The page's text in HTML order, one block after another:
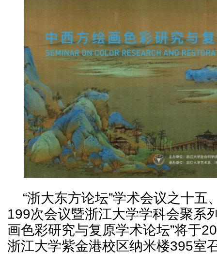
“浙大东方论坛”学术会议之十五
199次会议暨浙江大学学科会聚系
画色彩研究与复原学术论坛”将于
浙江大学紫金港校区纳米楼395室